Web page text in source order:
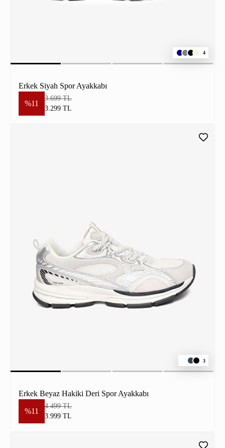
4
Erkek Siyah Spor Ayakkabı
%11
3.699 TL
3.299 TL
3
Erkek Beyaz Hakiki Deri Spor Ayakkabı
%11
4.499 TL
3.999 TL